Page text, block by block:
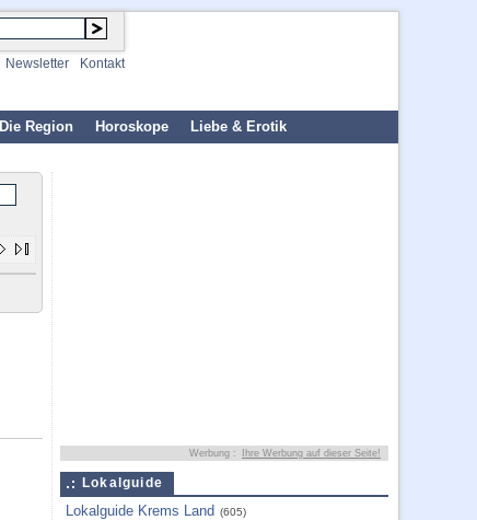
Newsletter Kontakt
Die Region Horoskope Liebe & Erotik
Werbung : Ihre Werbung auf dieser Seite!
Lokalguide
Lokalguide Krems Land (605)